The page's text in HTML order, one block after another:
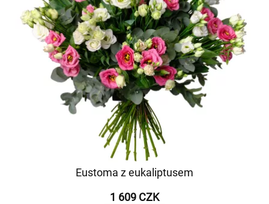
Eustoma z eukaliptusem
1 609 CZK